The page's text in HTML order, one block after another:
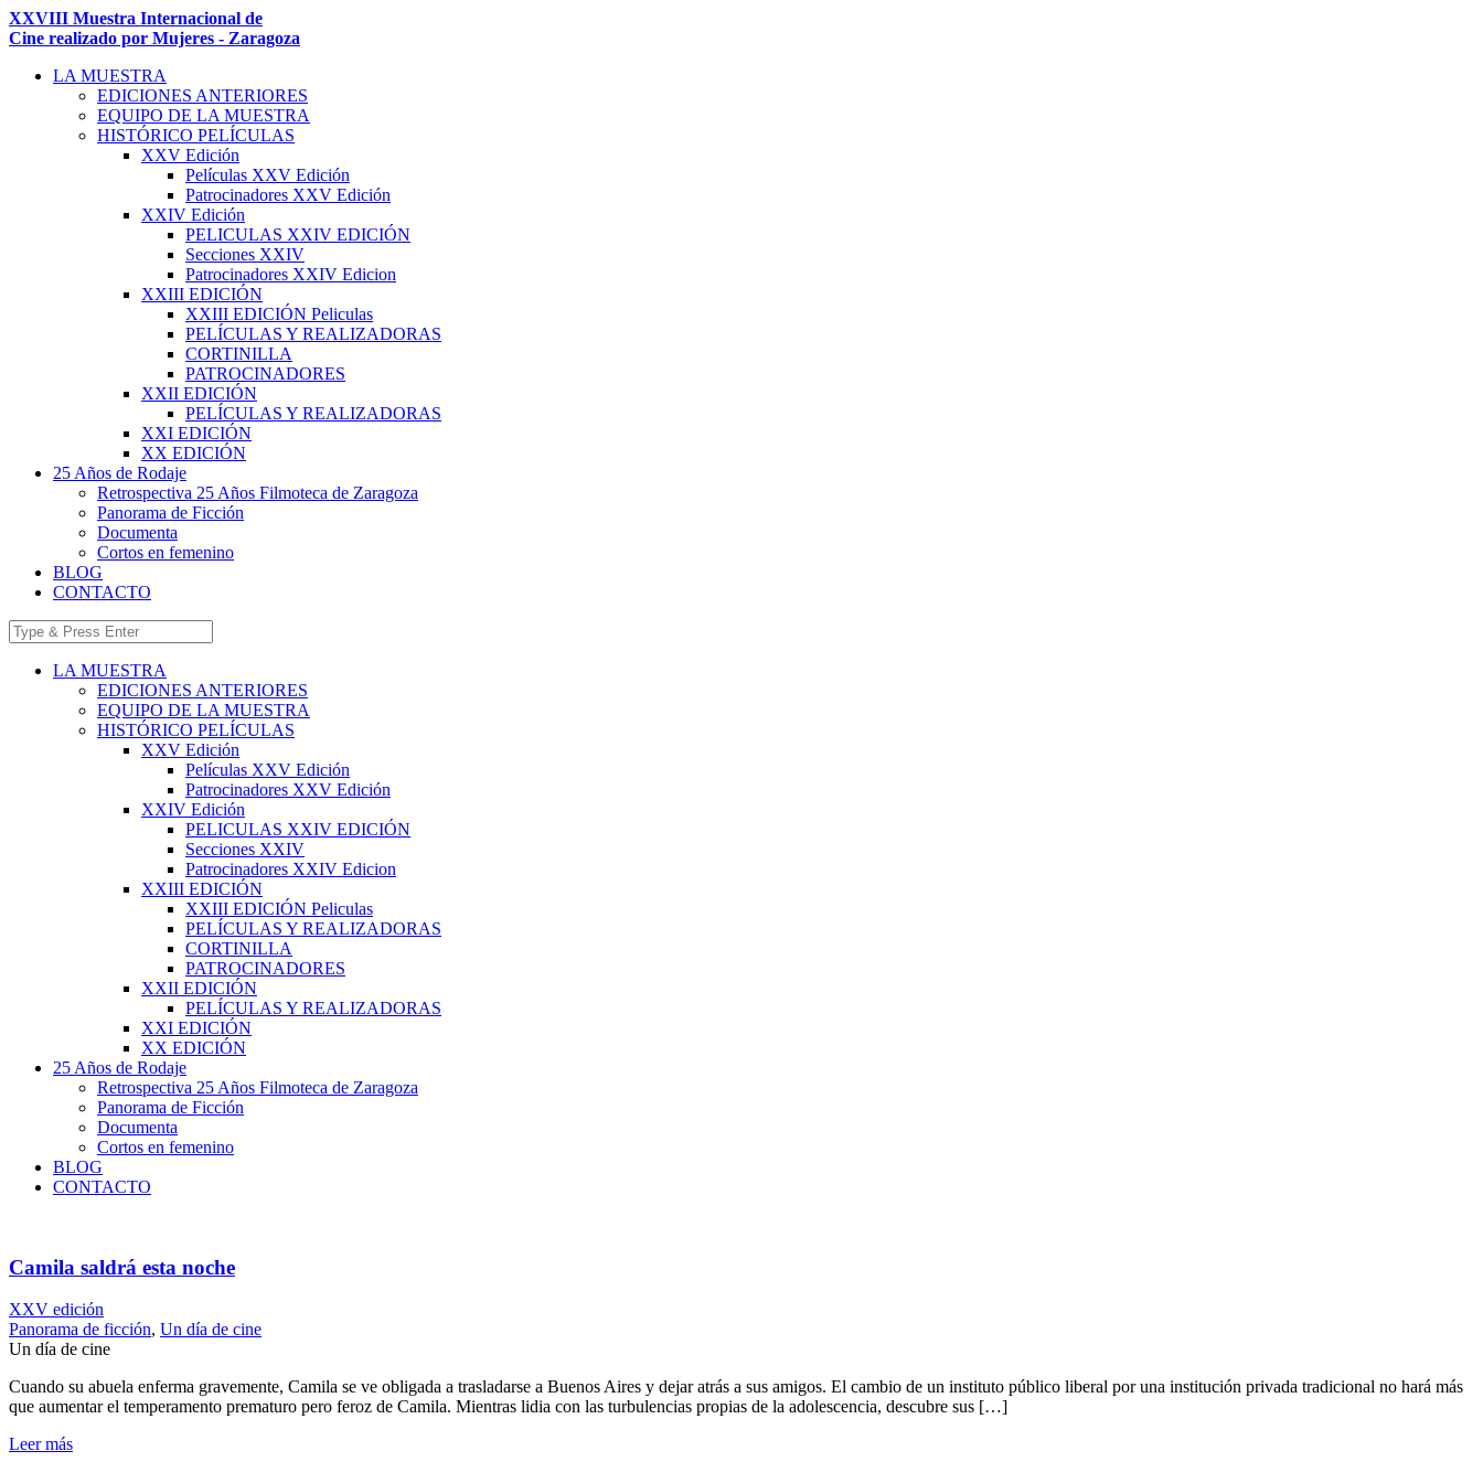
XXVIII Muestra Internacional de
Cine realizado por Mujeres - Zaragoza
LA MUESTRA
EDICIONES ANTERIORES
EQUIPO DE LA MUESTRA
HISTÓRICO PELÍCULAS
XXV Edición
Películas XXV Edición
Patrocinadores XXV Edición
XXIV Edición
PELICULAS XXIV EDICIÓN
Secciones XXIV
Patrocinadores XXIV Edicion
XXIII EDICIÓN
XXIII EDICIÓN Peliculas
PELÍCULAS Y REALIZADORAS
CORTINILLA
PATROCINADORES
XXII EDICIÓN
PELÍCULAS Y REALIZADORAS
XXI EDICIÓN
XX EDICIÓN
25 Años de Rodaje
Retrospectiva 25 Años Filmoteca de Zaragoza
Panorama de Ficción
Documenta
Cortos en femenino
BLOG
CONTACTO
LA MUESTRA
EDICIONES ANTERIORES
EQUIPO DE LA MUESTRA
HISTÓRICO PELÍCULAS
XXV Edición
Películas XXV Edición
Patrocinadores XXV Edición
XXIV Edición
PELICULAS XXIV EDICIÓN
Secciones XXIV
Patrocinadores XXIV Edicion
XXIII EDICIÓN
XXIII EDICIÓN Peliculas
PELÍCULAS Y REALIZADORAS
CORTINILLA
PATROCINADORES
XXII EDICIÓN
PELÍCULAS Y REALIZADORAS
XXI EDICIÓN
XX EDICIÓN
25 Años de Rodaje
Retrospectiva 25 Años Filmoteca de Zaragoza
Panorama de Ficción
Documenta
Cortos en femenino
BLOG
CONTACTO
Camila saldrá esta noche
XXV edición
Panorama de ficción, Un día de cine
Un día de cine
Cuando su abuela enferma gravemente, Camila se ve obligada a trasladarse a Buenos Aires y dejar atrás a sus amigos. El cambio de un instituto público liberal por una institución privada tradicional no hará más
que aumentar el temperamento prematuro pero feroz de Camila. Mientras lidia con las turbulencias propias de la adolescencia, descubre sus […]
Leer más